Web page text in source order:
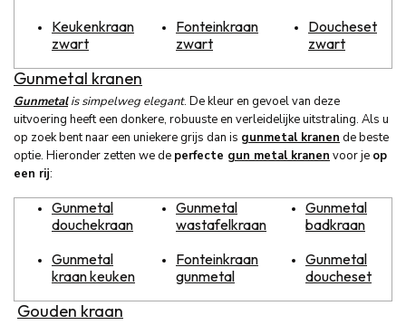
Keukenkraan
zwart
Fonteinkraan
zwart
Doucheset
zwart
Gunmetal kranen
Gunmetalis simpelweg elegant. De kleur en gevoel van deze
uitvoering heeft een donkere, robuuste en verleidelijke uitstraling. Als u
op zoek bent naar een uniekere grijs dan is gunmetal kranen de beste
optie. Hieronder zetten we de perfecte gun metal kranen voor je op
een rij:
Gunmetal
douchekraan
Gunmetal
wastafelkraan
Gunmetal
badkraan
Gunmetal
kraan keuken
Fonteinkraan
gunmetal
Gunmetal
doucheset
Gouden kraan